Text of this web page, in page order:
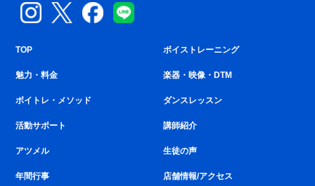
TOP
魅力・料金
ボイトレ・メソッド
活動サポート
アツメル
年間行事
ボイストレーニング
楽器・映像・DTM
ダンスレッスン
講師紹介
生徒の声
店舗情報/アクセス